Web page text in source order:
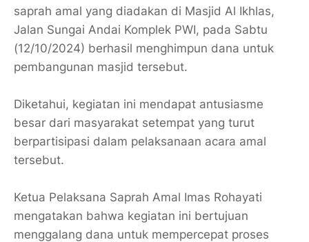
saprah amal yang diadakan di Masjid Al Ikhlas,
Jalan Sungai Andai Komplek PWI, pada Sabtu
(12/10/2024) berhasil menghimpun dana untuk
pembangunan masjid tersebut.
Diketahui, kegiatan ini mendapat antusiasme
besar dari masyarakat setempat yang turut
berpartisipasi dalam pelaksanaan acara amal
tersebut.
Ketua Pelaksana Saprah Amal Imas Rohayati
mengatakan bahwa kegiatan ini bertujuan
menggalang dana untuk mempercepat proses